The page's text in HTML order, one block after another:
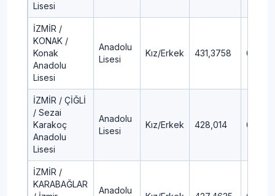
Lisesi
İZMİR /
KONAK /
Konak
Anadolu
Lisesi
Anadolu
Lisesi
Kız/Erkek 431,3758 6,02
İZMİR / ÇİĞLİ
/ Sezai
Karakoç
Anadolu
Lisesi
Anadolu
Lisesi
Kız/Erkek 428,014 6,48
İZMİR /
KARABAĞLAR
Anadolu